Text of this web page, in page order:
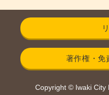
著作権・免
Copyright © Iwaki City